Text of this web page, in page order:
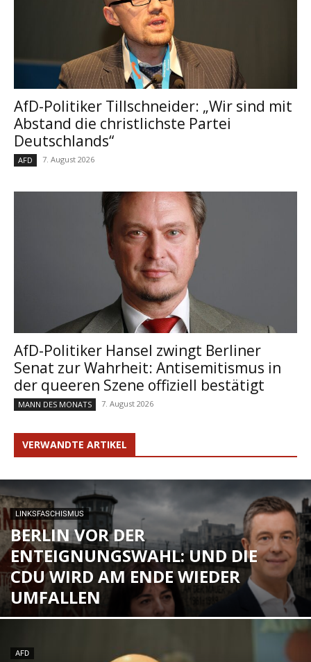
AfD-Politiker Tillschneider: „Wir sind mit
Abstand die christlichste Partei
Deutschlands“
AFD 7. August 2026
AfD-Politiker Hansel zwingt Berliner
Senat zur Wahrheit: Antisemitismus in
der queeren Szene offiziell bestätigt
MANN DES MONATS 7. August 2026
VERWANDTE ARTIKEL
LINKSFASCHISMUS
BERLIN VOR DER
ENTEIGNUNGSWAHL: UND DIE
CDU WIRD AM ENDE WIEDER
UMFALLEN
AFD